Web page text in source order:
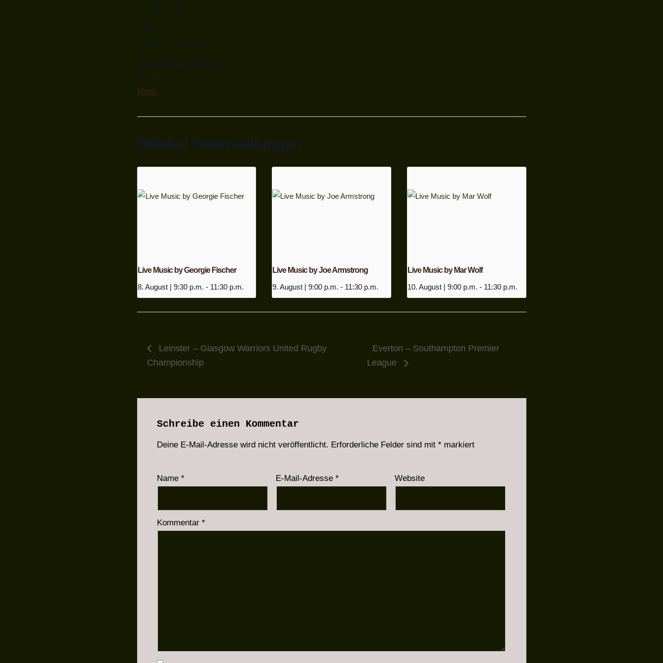
17. Mai, 2025
Zeit:
9:30 p.m. - 11:30 p.m.
Veranstaltungskatego
rie:
Music
Related Veranstaltungen
Live Music by Georgie Fischer
8. August | 9:30 p.m. - 11:30 p.m.
Live Music by Joe Armstrong
9. August | 9:00 p.m. - 11:30 p.m.
Live Music by Mar Wolf
10. August | 9:00 p.m. - 11:30 p.m.
Leinster – Glasgow Warriors United Rugby
Championship
Everton – Southampton Premier
League
Schreibe einen Kommentar
Deine E-Mail-Adresse wird nicht veröffentlicht. Erforderliche Felder sind mit *markiert
Name * E-Mail-Adresse * Website
Kommentar *